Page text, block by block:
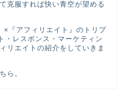
克服すれば快い青空が望める
×『アフィリエイト』のトリプ
・レスポンス・マーケティン
リエイトの紹介をしていきま
ら 。